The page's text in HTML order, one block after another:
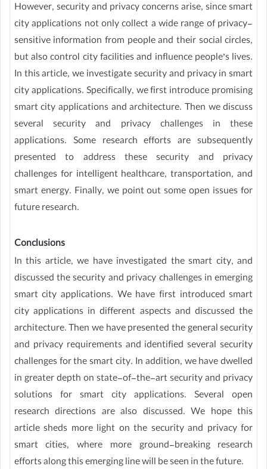
However, security and privacy concerns arise, since smart
city applications not only collect a wide range of privacy-
sensitive information from people and their social circles,
but also control city facilities and influence people’s lives.
In this article, we investigate security and privacy in smart
city applications. Specifically, we first introduce promising
smart city applications and architecture. Then we discuss
several security and privacy challenges in these
applications. Some research efforts are subsequently
presented to address these security and privacy
challenges for intelligent healthcare, transportation, and
smart energy. Finally, we point out some open issues for
future research.
Conclusions
In this article, we have investigated the smart city, and
discussed the security and privacy challenges in emerging
smart city applications. We have first introduced smart
city applications in different aspects and discussed the
architecture. Then we have presented the general security
and privacy requirements and identified several security
challenges for the smart city. In addition, we have dwelled
in greater depth on state-of-the-art security and privacy
solutions for smart city applications. Several open
research directions are also discussed. We hope this
article sheds more light on the security and privacy for
smart cities, where more ground-breaking research
efforts along this emerging line will be seen in the future.